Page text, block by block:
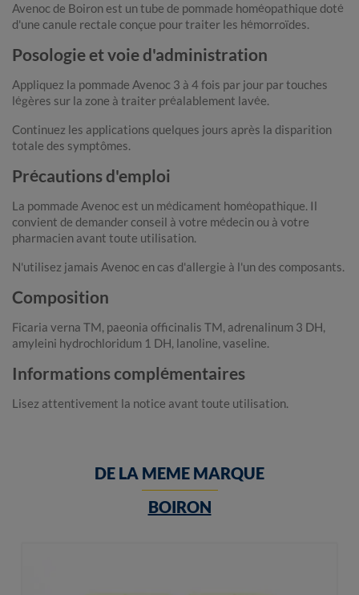
Avenoc de Boiron est un tube de pommade homéopathique doté
d'une canule rectale conçue pour traiter les hémorroïdes.
Posologie et voie d'administration
Appliquez la pommade Avenoc 3 à 4 fois par jour par touches
légères sur la zone à traiter préalablement lavée.
Continuez les applications quelques jours après la disparition
totale des symptômes.
Précautions d'emploi
La pommade Avenoc est un médicament homéopathique. Il
convient de demander conseil à votre médecin ou à votre
pharmacien avant toute utilisation.
N'utilisez jamais Avenoc en cas d'allergie à l'un des composants.
Composition
Ficaria verna TM, paeonia officinalis TM, adrenalinum 3 DH,
amyleini hydrochloridum 1 DH, lanoline, vaseline.
Informations complémentaires
Lisez attentivement la notice avant toute utilisation.
DE LA MEME MARQUE
BOIRON